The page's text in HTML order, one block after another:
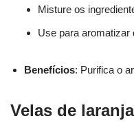
Misture os
Use para aromatizar
Benefícios: Purifica o
Velas de